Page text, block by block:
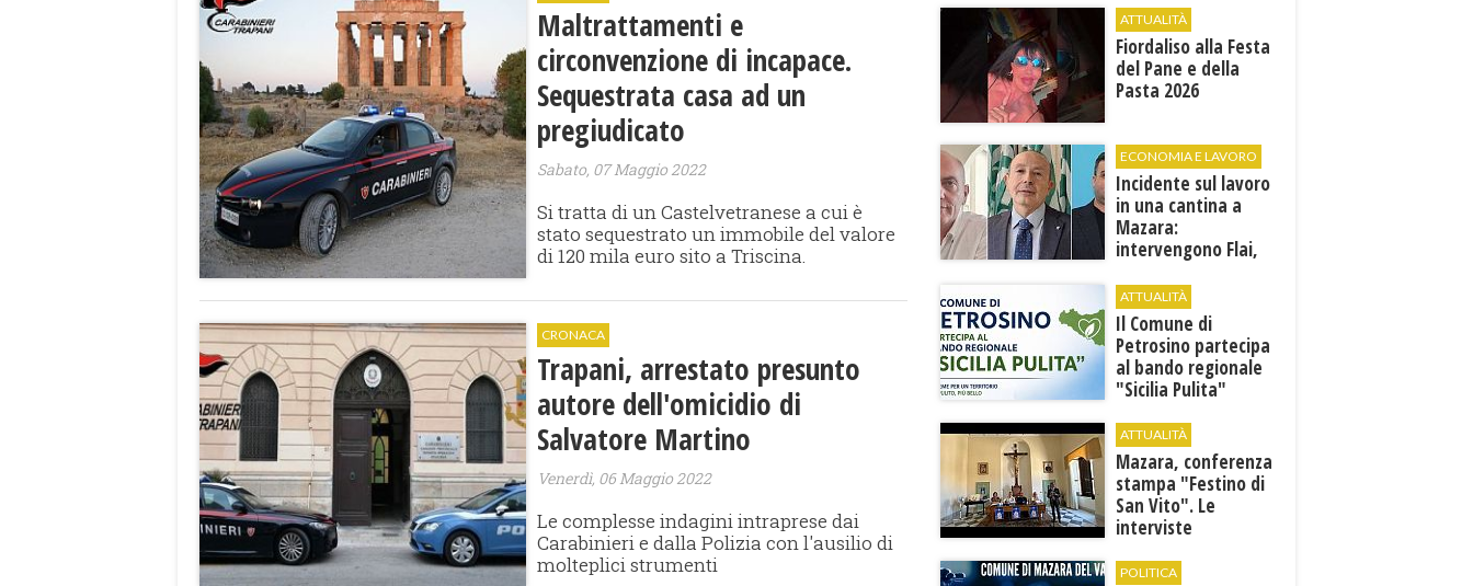
Maltrattamenti e
circonvenzione di incapace.
Sequestrata casa ad un
pregiudicato
Sabato, 07 Maggio 2022
Si tratta di un Castelvetranese a cui è
stato sequestrato un immobile del valore
di 120 mila euro sito a Triscina.
CRONACA
Trapani, arrestato presunto
autore dell'omicidio di
Salvatore Martino
Venerdì, 06 Maggio 2022
Le complesse indagini intraprese dai
Carabinieri e dalla Polizia con l'ausilio di
molteplici strumenti
controlli tra mare e
terra
ATTUALITÀ
Fiordaliso alla Festa
del Pane e della
Pasta 2026
ECONOMIA E LAVORO
Incidente sul lavoro
in una cantina a
Mazara:
intervengono Flai,
ATTUALITÀ
​Il Comune di
Petrosino partecipa
al bando regionale
"Sicilia Pulita"
ATTUALITÀ
Mazara, conferenza
stampa "Festino di
San Vito". Le
interviste
POLITICA